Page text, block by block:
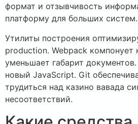
формат и отзывчивость
платформу для больших систем.
Утилиты построения
production. Webpack компонует
уменьшает габарит
новый JavaScript. Git
трудиться над казино вавада
несоответствий.